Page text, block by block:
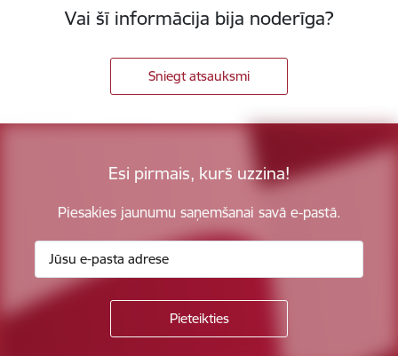
Vai šī informācija bija noderīga?
Sniegt atsauksmi
Esi pirmais, kurš uzzina!
Piesakies jaunumu saņemšanai savā e-pastā.